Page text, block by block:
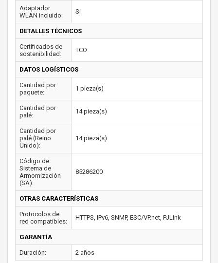
Adaptador
WLAN incluido:
Si
DETALLES TÉCNICOS
Certificados de
sostenibilidad:
TCO
DATOS LOGÍSTICOS
Cantidad por
paquete:
1 pieza(s)
Cantidad por
palé:
14 pieza(s)
Cantidad por
palé (Reino
Unido):
14 pieza(s)
Código de
Sistema de
Armomización
(SA):
85286200
OTRAS CARACTERÍSTICAS
Protocolos de
red compatibles:
HTTPS, IPv6, SNMP, ESC/VP.net, PJLink
GARANTÍA
Duración: 2 años